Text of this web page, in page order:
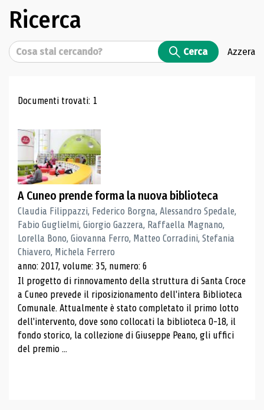
Ricerca
Cerca Cerca Azzera
Risultati di ricerca
Documenti trovati: 1
A Cuneo prende forma la nuova biblioteca
Claudia Filippazzi, Federico Borgna, Alessandro Spedale,
Fabio Guglielmi, Giorgio Gazzera, Raffaella Magnano,
Lorella Bono, Giovanna Ferro, Matteo Corradini, Stefania
Chiavero, Michela Ferrero
anno: 2017, volume: 35, numero: 6
Il progetto di rinnovamento della struttura di Santa Croce
a Cuneo prevede il riposizionamento dell'intera Biblioteca
Comunale. Attualmente è stato completato il primo lotto
dell'intervento, dove sono collocati la biblioteca 0-18, il
fondo storico, la collezione di Giuseppe Peano, gli uffici
del premio ...